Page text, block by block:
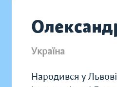
Україна
Народився у